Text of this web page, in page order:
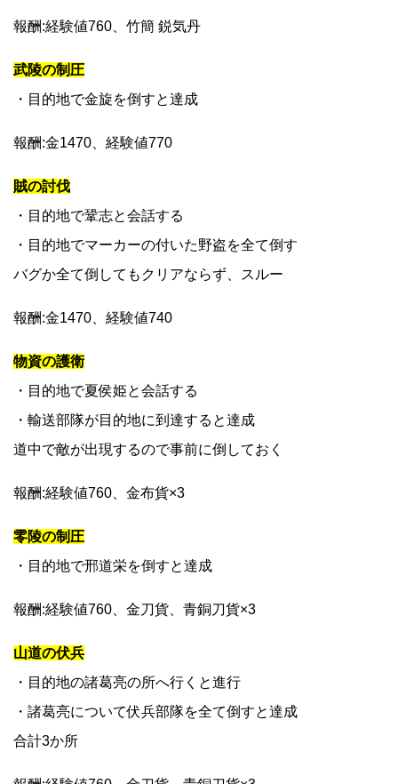
報酬:経験値760、竹簡 鋭気丹
武陵の制圧
・目的地で金旋を倒すと達成
報酬:金1470、経験値770
賊の討伐
・目的地で鞏志と会話する
・目的地でマーカーの付いた野盗を全て倒す
バグか全て倒してもクリアならず、スルー
報酬:金1470、経験値740
物資の護衛
・目的地で夏侯姫と会話する
・輸送部隊が目的地に到達すると達成
道中で敵が出現するので事前に倒しておく
報酬:経験値760、金布貨×3
零陵の制圧
・目的地で邢道栄を倒すと達成
報酬:経験値760、金刀貨、青銅刀貨×3
山道の伏兵
・目的地の諸葛亮の所へ行くと進行
・諸葛亮について伏兵部隊を全て倒すと達成
合計3か所